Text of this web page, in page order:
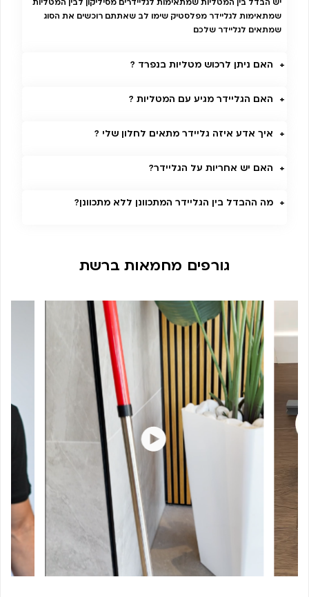
שמתאימות לגליידר מפלסטיק שימו לב שאתתם רוכשים את הסוג
שמתאים לגליידר שלכם
האם ניתן לרכוש מטליות בנפרד ?
האם הגליידר מגיע עם המטליות ?
איך אדע איזה גליידר מתאים לחלון שלי ?
האם יש אחריות על הגליידר?
מה ההבדל בין הגליידר המתכוונן ללא מתכוונן?
גורפים מחמאות ברשת